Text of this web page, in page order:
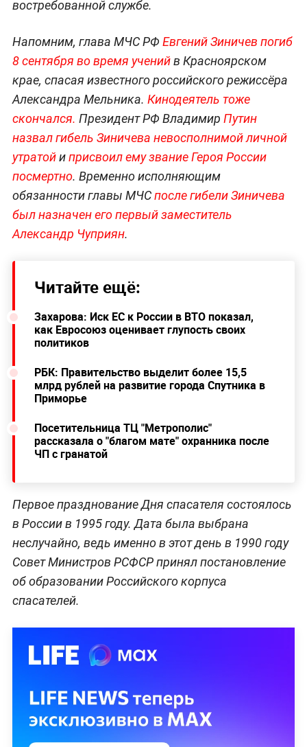
востребованной службе.
Напомним, глава МЧС РФ Евгений Зиничев погиб
8 сентября во время ученийв Красноярском
крае, спасая известного российского режиссёра
Александра Мельника. Кинодеятель тоже
скончался. Президент РФ Владимир Путин
назвал гибель Зиничева невосполнимой личной
утратойиприсвоил ему звание Героя России
посмертно. Временно исполняющим
обязанности главы МЧСпосле гибели Зиничева
был назначен его первый заместитель
Александр Чуприян.
Читайте ещё:
Захарова: Иск ЕС к России в ВТО показал,
как Евросоюз оценивает глупость своих
политиков
РБК: Правительство выделит более 15,5
млрд рублей на развитие города Спутника в
Приморье
Посетительница ТЦ "Метрополис"
рассказала о "благом мате" охранника после
ЧП с гранатой
Первое празднование Дня спасателя состоялось
в России в 1995 году. Дата была выбрана
неслучайно, ведь именно в этот день в 1990 году
Совет Министров РСФСР принял постановление
об образовании Российского корпуса
спасателей.